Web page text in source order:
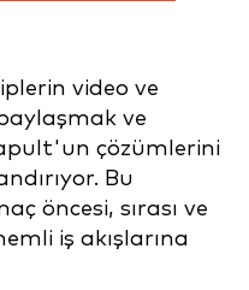
video ve
ve
çözümlerini
Bu
öncesi, sırası ve
iş akışlarına